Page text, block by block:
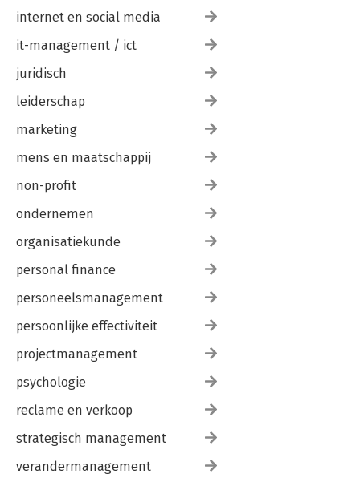
internet en social media
it-management / ict
juridisch
leiderschap
marketing
mens en maatschappij
non-profit
ondernemen
organisatiekunde
personal finance
personeelsmanagement
persoonlijke effectiviteit
projectmanagement
psychologie
reclame en verkoop
strategisch management
verandermanagement